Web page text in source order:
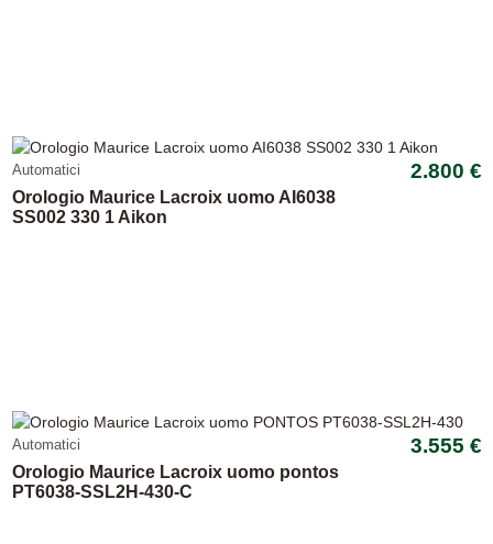
Automatici 2.800 €
Orologio Maurice Lacroix uomo AI6038
SS002 330 1 Aikon
-17,65%
Automatici 3.555 €
Orologio Maurice Lacroix uomo pontos
PT6038-SSL2H-430-C